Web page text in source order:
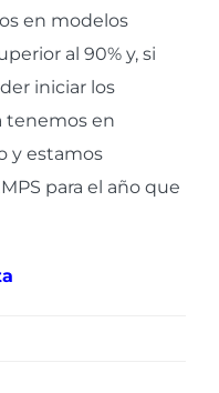
en modelos
al 90% y, si
iniciar los
tenemos en
y estamos
para el año que